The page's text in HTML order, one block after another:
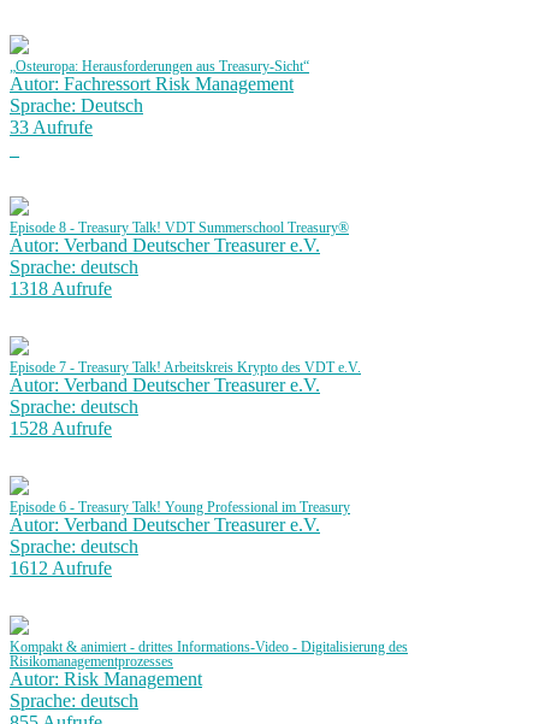
„Osteuropa: Herausforderungen aus Treasury-Sicht“
Autor: Fachressort Risk Management
Sprache: Deutsch
33 Aufrufe
Episode 8 - Treasury Talk! VDT Summerschool Treasury®
Autor: Verband Deutscher Treasurer e.V.
Sprache: deutsch
1318 Aufrufe
Episode 7 - Treasury Talk! Arbeitskreis Krypto des VDT e.V.
Autor: Verband Deutscher Treasurer e.V.
Sprache: deutsch
1528 Aufrufe
Episode 6 - Treasury Talk! Young Professional im Treasury
Autor: Verband Deutscher Treasurer e.V.
Sprache: deutsch
1612 Aufrufe
Kompakt & animiert - drittes Informations-Video - Digitalisierung des
Risikomanagementprozesses
Autor: Risk Management
Sprache: deutsch